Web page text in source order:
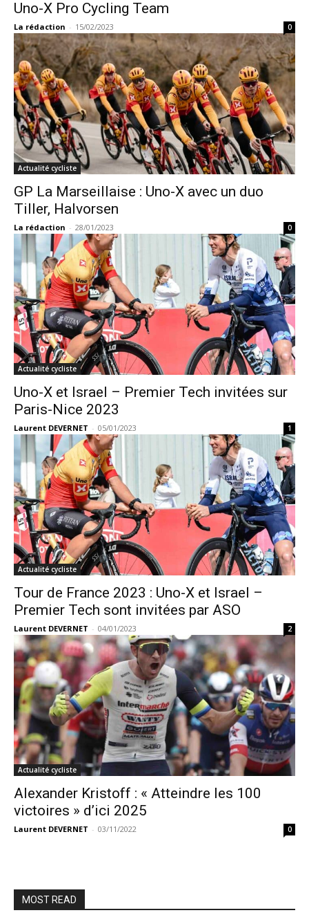
Uno-X Pro Cycling Team
La rédaction - 15/02/2023 0
Actualité cycliste
GP La Marseillaise : Uno-X avec un duo
Tiller, Halvorsen
La rédaction - 28/01/2023 0
Actualité cycliste
Uno-X et Israel – Premier Tech invitées sur
Paris-Nice 2023
Laurent DEVERNET - 05/01/2023 1
Actualité cycliste
Tour de France 2023 : Uno-X et Israel –
Premier Tech sont invitées par ASO
Laurent DEVERNET - 04/01/2023 2
Actualité cycliste
Alexander Kristoff : « Atteindre les 100
victoires » d’ici 2025
Laurent DEVERNET - 03/11/2022 0
MOST READ